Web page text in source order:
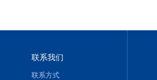
联系我们
联系方式